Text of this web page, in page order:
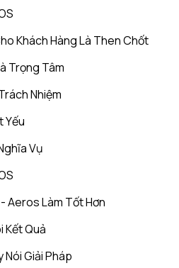
Khách Hàng Là Then Chốt
Trọng Tâm
Nhiệm
Yếu
Vụ
Aeros Làm Tốt Hơn
Kết Quả
Giải Pháp